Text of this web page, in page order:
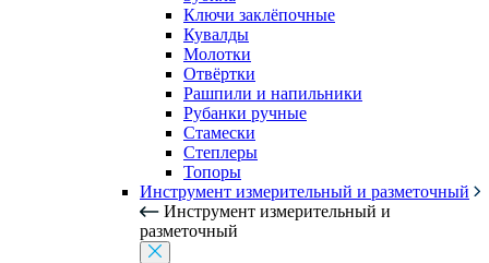
Ключи заклёпочные
Кувалды
Молотки
Отвёртки
Рашпили и напильники
Рубанки ручные
Стамески
Степлеры
Топоры
Инструмент измерительный и разметочный
Инструмент измерительный и
разметочный